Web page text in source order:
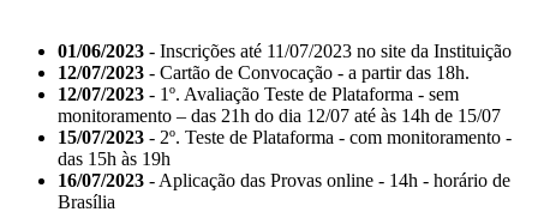
01/06/2023 - Inscrições até 11/07/2023 no site da Instituição
12/07/2023 - Cartão de Convocação - a partir das 18h.
12/07/2023 - 1º. Avaliação Teste de Plataforma - sem
monitoramento – das 21h do dia 12/07 até às 14h de 15/07
15/07/2023 - 2º. Teste de Plataforma - com monitoramento -
das 15h às 19h
16/07/2023 - Aplicação das Provas online - 14h - horário de
Brasília